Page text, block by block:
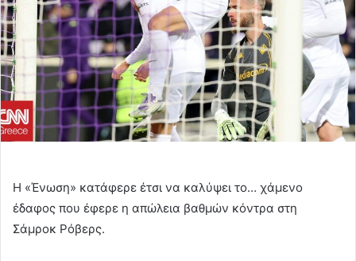
Η «Ένωση» κατάφερε έτσι να καλύψει το… χάμενο
έδαφος που έφερε η απώλεια βαθμών κόντρα στη
Σάμροκ Ρόβερς.